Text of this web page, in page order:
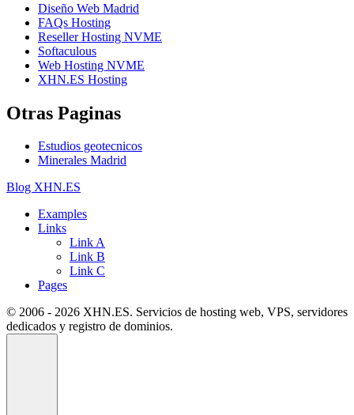
Diseño Web Madrid
FAQs Hosting
Reseller Hosting NVME
Softaculous
Web Hosting NVME
XHN.ES Hosting
Otras Paginas
Estudios geotecnicos
Minerales Madrid
Blog XHN.ES
Examples
Links
Link A
Link B
Link C
Pages
© 2006 - 2026 XHN.ES. Servicios de hosting web, VPS, servidores
dedicados y registro de dominios.